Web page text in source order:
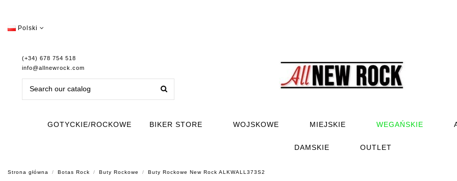
Polski
(+34) 678 754 518
info@allnewrock.com
GOTYCKIE/ROCKOWE BIKER STORE WOJSKOWE MIEJSKIE WEGAŃSKIE
DAMSKIE OUTLET
Strona główna Botas Rock Buty Rockowe Buty Rockowe New Rock ALKWALL373S2